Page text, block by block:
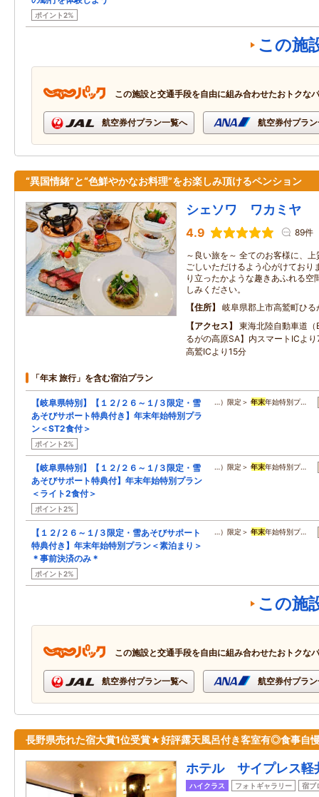
ポイント2%
この施
この施設と交通手段を自由に組み合わせたおトクな
航空券付プラン一覧へ 航空券付プラ
“異国情緒”と“色鮮やかなお料理”をお楽しみ頂けるペンション
シェソワ ワカミヤ
4.9 89件
～良い旅を～ 全てのお客様に、
ごしいただけるよう心がけており
り立ったかような趣きあふれる空
しみください。
住所
岐阜県郡上市高鷲町ひ
アクセス
東海北陸自動車道
るがの高原SA】内スマートICよ
高鷲ICより15分
「年末 旅行」を含む宿泊プラン
【岐阜県特別】【１２/２６～１/３限定・雪
あそびサポート特典付き】年末年始特別プラ
ン＜ST2食付＞
ポイント2%
…）限定＞年末年始特別プ…
【岐阜県特別】【１２/２６～１/３限定・雪
あそびサポート特典付】年末年始特別プラン
＜ライト2食付＞
ポイント2%
…）限定＞年末年始特別プ…
【１２/２６～１/３限定・雪あそびサポート
特典付き】年末年始特別プラン＜素泊まり＞
＊事前決済のみ＊
ポイント2%
…）限定＞年末年始特別プ…
この施
この施設と交通手段を自由に組み合わせたおトクな
航空券付プラン一覧へ 航空券付プラ
長野県売れた宿大賞1位受賞★好評露天風呂付き客室有◎食事自
ホテル サイプレス軽
ハイクラス フォトギャラリー 宿ブ